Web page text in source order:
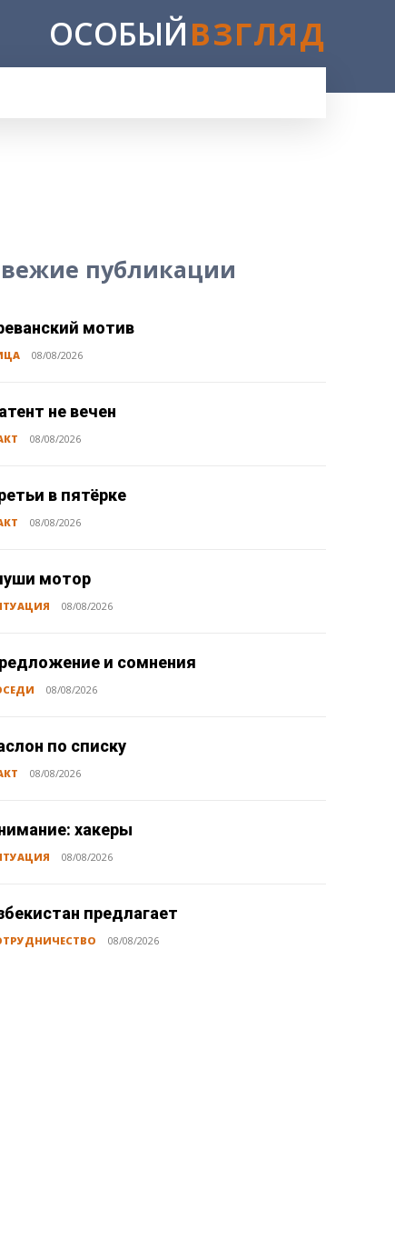
ОСОБЫЙВЗГЛЯД
публикации
мотив
08/08/2026
не вечен
08/08/2026
в пятёрке
08/08/2026
мотор
08/08/2026
и сомнения
08/08/2026
по списку
08/08/2026
хакеры
08/08/2026
предлагает
08/08/2026